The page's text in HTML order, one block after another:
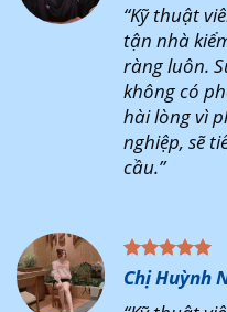
“Kỹ thuật
tận nhà
ràng luôn.
không có
hài lòng vì
nghiệp, sẽ
cầu.”
Chị Huỳnh